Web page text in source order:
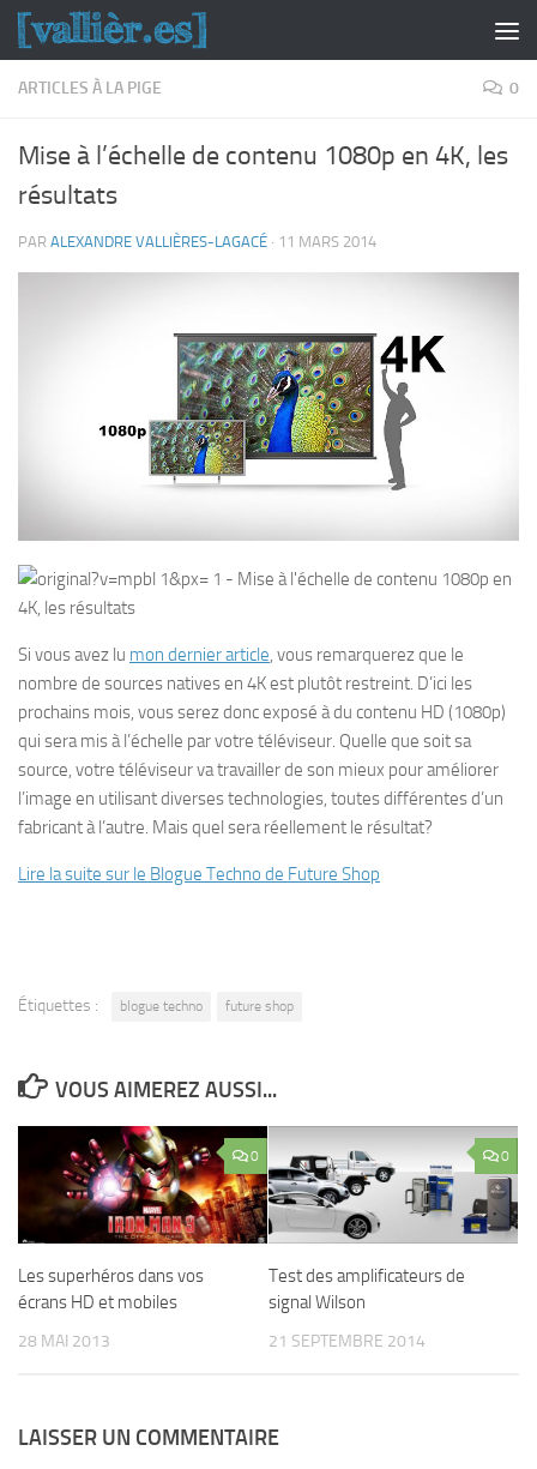
Skip to content
ARTICLES À LA PIGE 0
Mise à l’échelle de contenu 1080p en 4K, les
résultats
PAR ALEXANDRE VALLIÈRES-LAGACÉ · 11 MARS 2014
Si vous avez lu mon dernier article, vous remarquerez que le
nombre de sources natives en 4K est plutôt restreint. D’ici les
prochains mois, vous serez donc exposé à du contenu HD (1080p)
qui sera mis à l’échelle par votre téléviseur. Quelle que soit sa
source, votre téléviseur va travailler de son mieux pour améliorer
l’image en utilisant diverses technologies, toutes différentes d’un
fabricant à l’autre. Mais quel sera réellement le résultat?
Lire la suite sur le Blogue Techno de Future Shop
Étiquettes : blogue techno future shop
VOUS AIMEREZ AUSSI...
0
Les superhéros dans vos
écrans HD et mobiles
28 MAI 2013
0
Test des amplificateurs de
signal Wilson
21 SEPTEMBRE 2014
LAISSER UN COMMENTAIRE